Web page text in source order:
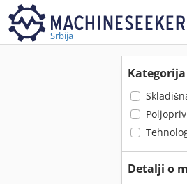
Srbija
Kategorija
Detalji o